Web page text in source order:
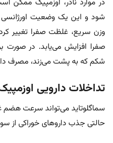
در موارد نادر، اوزمپیک ممکن
شود و این یک وضعیت
وزن سریع، غلظت صفرا تغییر
صفرا افزایش می‌یابد. در صورت
شکم که به پشت می‌زند، مصرف
تداخلات دارویی
سماگلوتاید می‌تواند سرعت هضم
حالتی جذب داروهای خوراکی از